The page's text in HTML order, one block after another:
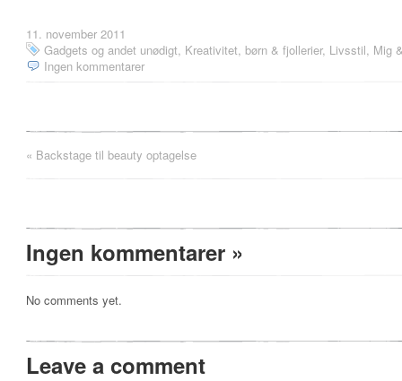
11. november 2011
Gadgets og andet unødigt, Kreativitet, børn & fjollerier, Livsstil, Mig
Ingen kommentarer
« Backstage til beauty optagelse
Ingen kommentarer »
No comments yet.
Leave a comment